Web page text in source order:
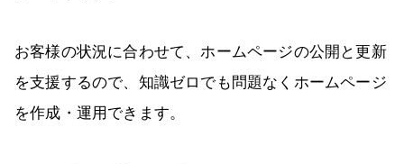
お客様の状況に合わせて、ホームページの公開と更新
を支援するので、知識ゼロでも問題なくホームページ
を作成・運用できます。